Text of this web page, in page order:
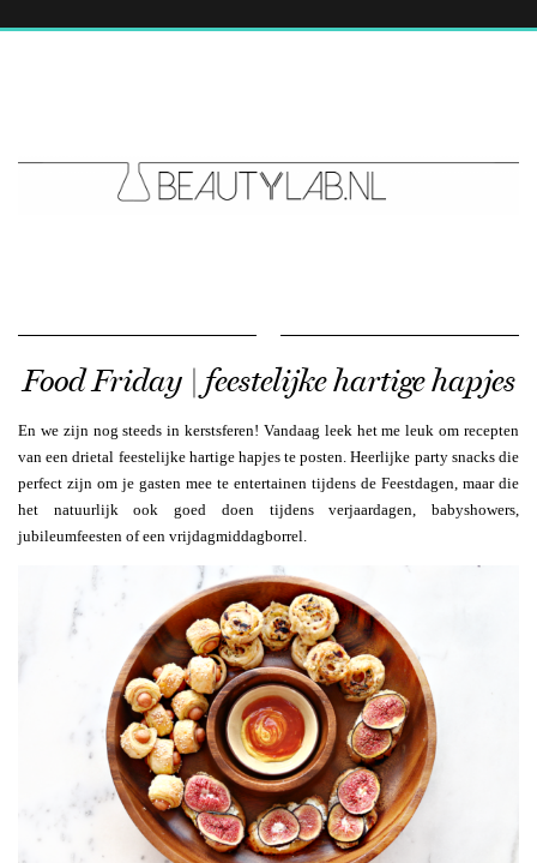
Food Friday | feestelijke hartige hapjes
En we zijn nog steeds in kerstsferen! Vandaag leek het me leuk om recepten
van een drietal feestelijke hartige hapjes te posten. Heerlijke party snacks die
perfect zijn om je gasten mee te entertainen tijdens de Feestdagen, maar die
het natuurlijk ook goed doen tijdens verjaardagen, babyshowers,
jubileumfeesten of een vrijdagmiddagborrel.